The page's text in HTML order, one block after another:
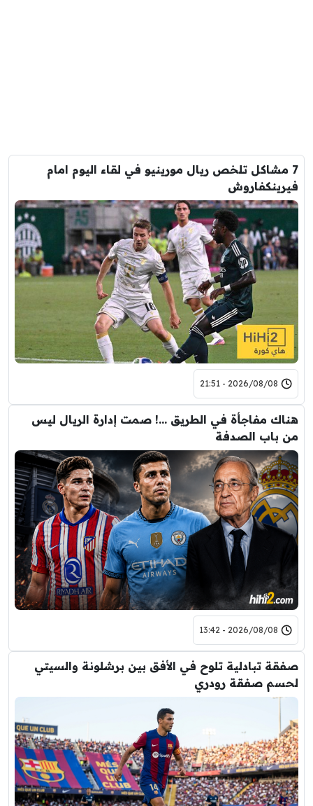
7 مشاكل تلخص ريال مورينيو في لقاء اليوم امام
فيرينكفاروش
2026/08/08 - 21:51
هناك مفاجأة في الطريق …! صمت إدارة الريال ليس
من باب الصدفة
2026/08/08 - 13:42
صفقة تبادلية تلوح في الأفق بين برشلونة والسيتي
لحسم صفقة رودري